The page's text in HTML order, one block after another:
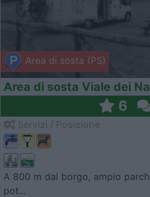
Area di sosta (PS)
Area di sosta Viale dei
6
A 800 m dal borgo, ampio
pot...